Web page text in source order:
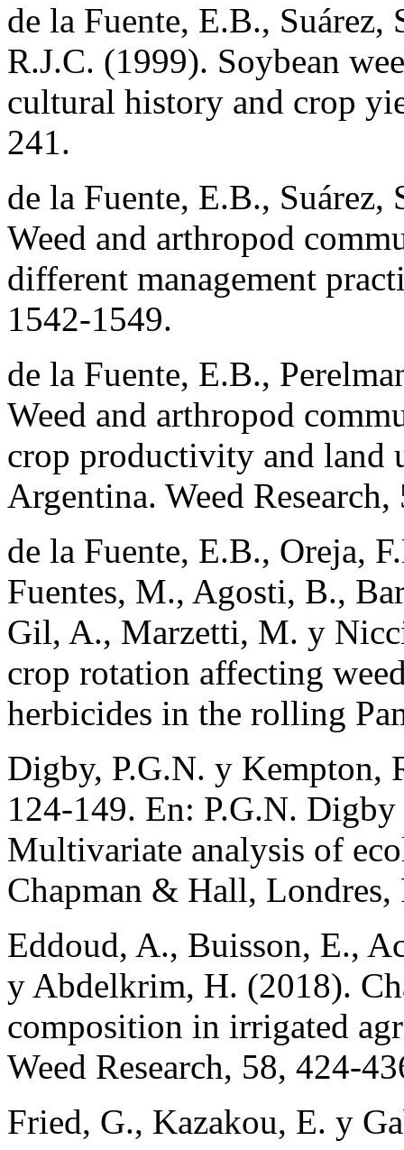
de la Fuente, E.B.,
R.J.C. (1999). Soybean
cultural history and crop
241.
de la Fuente, E.B.,
Weed and arthropod
different management
1542-1549.
de la Fuente, E.B.,
Weed and arthropod
crop productivity and land
Argentina. Weed
de la Fuente, E.B., Oreja,
Fuentes, M., Agosti, B.,
Gil, A., Marzetti, M. y
crop rotation affecting
herbicides in the rolling
Digby, P.G.N. y Kempton,
124-149. En: P.G.N.
Multivariate analysis of
Chapman & Hall,
Eddoud, A., Buisson, E.,
y Abdelkrim, H. (2018).
composition in irrigated
Weed Research, 58, 424-
Fried, G., Kazakou, E. y